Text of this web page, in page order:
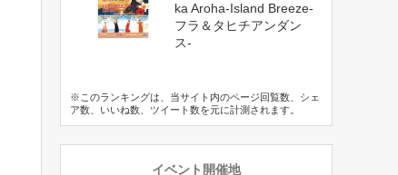
ka Aroha-Island Breeze-
フラ＆タヒチアンダン
ス-
※このランキングは、当サイト内のページ回覧数、シェ
ア数、いいね数、ツイート数を元に計測されます。
イベント開催地